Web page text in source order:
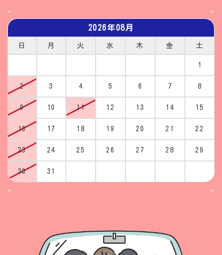
« »
2026年08月
日 月 火 水 木 金 土
1
2 3 4 5 6 7 8
9 10 11 12 13 14 15
16 17 18 19 20 21 22
23 24 25 26 27 28 29
30 31
« »